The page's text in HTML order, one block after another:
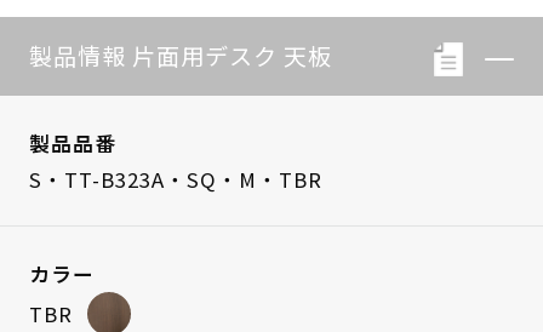
製品情報 片面用デスク 天板
製品品番
S・TT-B323A・SQ・M・TBR
カラー
TBR